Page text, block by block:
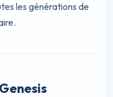
les générations de